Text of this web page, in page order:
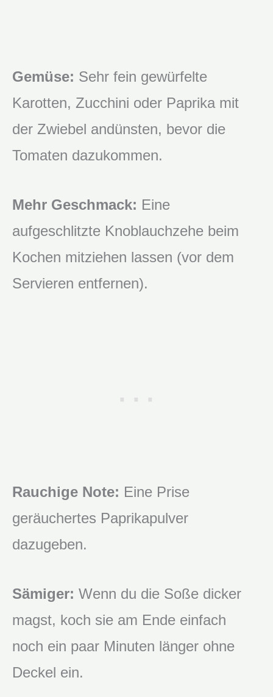
Gemüse: Sehr fein gewürfelte
Karotten, Zucchini oder Paprika mit
der Zwiebel andünsten, bevor die
Tomaten dazukommen.
Mehr Geschmack: Eine
aufgeschlitzte Knoblauchzehe beim
Kochen mitziehen lassen (vor dem
Servieren entfernen).
Rauchige Note: Eine Prise
geräuchertes Paprikapulver
dazugeben.
Sämiger: Wenn du die Soße dicker
magst, koch sie am Ende einfach
noch ein paar Minuten länger ohne
Deckel ein.